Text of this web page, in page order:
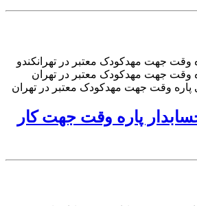
وقت جهت مهدکودک معتبر در تهرانکندو
وقت جهت مهدکودک معتبر در تهران
پاره وقت جهت مهدکودک معتبر در تهران
پاره وقت جهت کار